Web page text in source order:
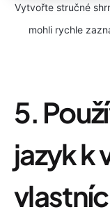
Vytvořte stručné
mohli rychle
5.
jazyk k